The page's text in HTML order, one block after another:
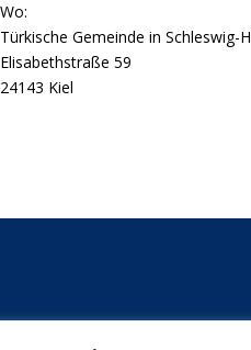
Wo:
Türkische Gemeinde in Schleswig-
Elisabethstraße 59
24143 Kiel